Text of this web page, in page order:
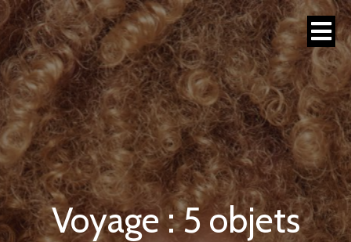
Voyage : 5 objets